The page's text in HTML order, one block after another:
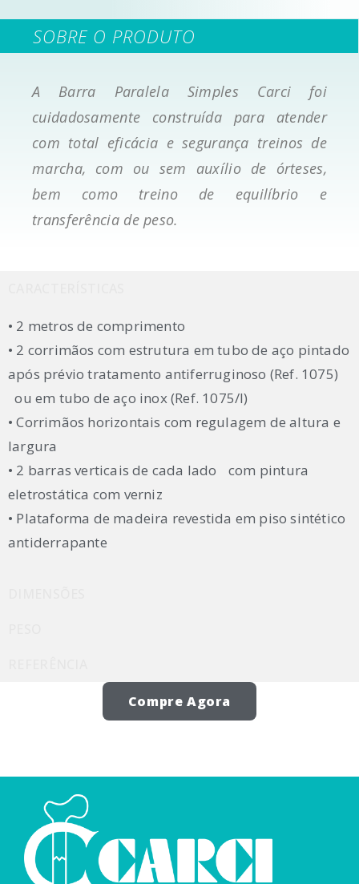
SOBRE O PRODUTO
A Barra Paralela Simples Carci foi
cuidadosamente construída para atender
com total eficácia e segurança treinos de
marcha, com ou sem auxílio de órteses,
bem como treino de equilíbrio e
transferência de peso.
• 2 metros de comprimento
• 2 corrimãos com estrutura em tubo de aço pintado
após prévio tratamento antiferruginoso (Ref. 1075)
ou em tubo de aço inox (Ref. 1075/I)
• Corrimãos horizontais com regulagem de altura e
largura
• 2 barras verticais de cada lado com pintura
eletrostática com verniz
• Plataforma de madeira revestida em piso sintético
antiderrapante
Compre Agora